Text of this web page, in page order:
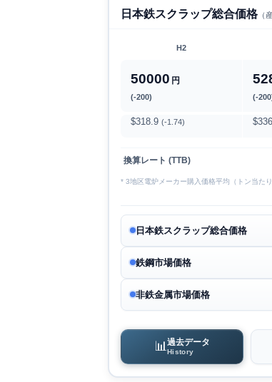
日本鉄スクラップ総合価格（
H2
50000 円
(-200) (-
$318.9 (-1.74)
換算レート (TTB)
* 3地区電炉メーカー購入価格平均（トン当たり
日本鉄スクラップ総合価格
鉄鋼市場価格
非鉄金属市場価格
📊 過去データ
History